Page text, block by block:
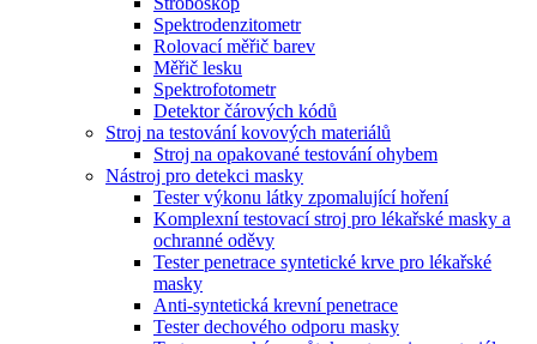
Spektrodenzitometr
Rolovací měřič barev
Měřič lesku
Spektrofotometr
Detektor čárových kódů
Stroj na testování kovových materiálů
Stroj na opakované testování ohybem
Nástroj pro detekci masky
Tester výkonu látky zpomalující hoření
Komplexní testovací stroj pro lékařské masky a
ochranné oděvy
Tester penetrace syntetické krve pro lékařské
masky
Anti-syntetická krevní penetrace
Tester dechového odporu masky